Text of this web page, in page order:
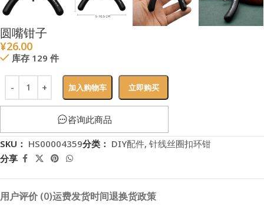
圆嘴钳子
¥26.00
库存 129 件
加入购物车 立即购买
咨询此商品
SKU： HS00004359分类： DIY配件, 针线丝圈扣环钳
分享
用户评价 (0)运费发货时间退换货政策